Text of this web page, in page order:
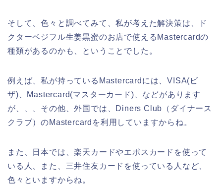
そして、色々と調べてみて、私が考えた解決策は、ド
クターベジフル生姜黒蜜のお店で使えるMastercardの
種類があるのかも、ということでした。
例えば、私が持っているMastercardには、VISA(ビ
ザ)、Mastercard(マスターカード)、などがあります
が、、、その他、外国では、Diners Club（ダイナース
クラブ）のMastercardを利用していますからね。
また、日本では、楽天カードやエポスカードを使って
いる人、また、三井住友カードを使っている人など、
色々といますからね。